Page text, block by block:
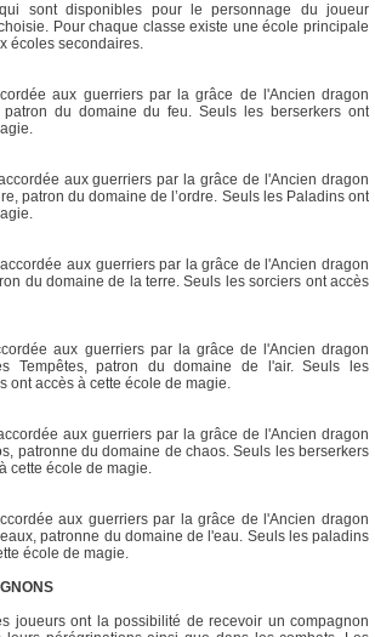
sont disponibles pour le personnage du joueur
Pour chaque classe existe une école principale
écoles secondaires.
aux guerriers par la grâce de l'Ancien dragon
patron du domaine du feu. Seuls les berserkers ont
aux guerriers par la grâce de l'Ancien dragon
patron du domaine de l’ordre. Seuls les Paladins ont
aux guerriers par la grâce de l'Ancien dragon
du domaine de la terre. Seuls les sorciers ont accès
aux guerriers par la grâce de l'Ancien dragon
Tempêtes, patron du domaine de l'air. Seuls les
ont accès à cette école de magie.
aux guerriers par la grâce de l'Ancien dragon
patronne du domaine de chaos. Seuls les berserkers
cette école de magie.
aux guerriers par la grâce de l'Ancien dragon
patronne du domaine de l'eau. Seuls les paladins
école de magie.
joueurs ont la possibilité de recevoir un compagnon